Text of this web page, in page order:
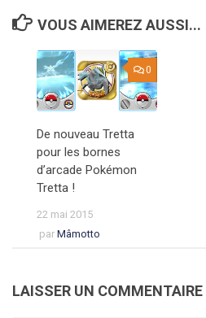
VOUS AIMEREZ AUSSI...
0
De nouveau Tretta
pour les bornes
d’arcade Pokémon
Tretta !
22 mai 2015
par Mâmotto
LAISSER UN COMMENTAIRE